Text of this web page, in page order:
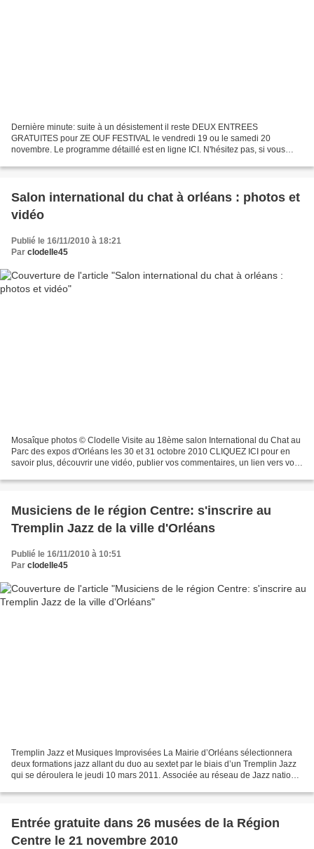
Dernière minute: suite à un désistement il reste DEUX ENTREES
GRATUITES pour ZE OUF FESTIVAL le vendredi 19 ou le samedi 20
novembre. Le programme détaillé est en ligne ICI. N'hésitez pas, si vous
Salon international du chat à orléans : photos et
vidéo
Publié le 16/11/2010 à 18:21
Par clodelle45
Mosaîque photos © Clodelle Visite au 18ème salon International du Chat au
Parc des expos d'Orléans les 30 et 31 octobre 2010 CLIQUEZ ICI pour en
savoir plus, découvrir une vidéo, publier vos commentaires, un lien vers vos
Musiciens de le région Centre: s'inscrire au
Tremplin Jazz de la ville d'Orléans
Publié le 16/11/2010 à 10:51
Par clodelle45
Tremplin Jazz et Musiques Improvisées La Mairie d’Orléans sélectionnera
deux formations jazz allant du duo au sextet par le biais d’un Tremplin Jazz
qui se déroulera le jeudi 10 mars 2011. Associée au réseau de Jazz national
Entrée gratuite dans 26 musées de la Région
Centre le 21 novembre 2010